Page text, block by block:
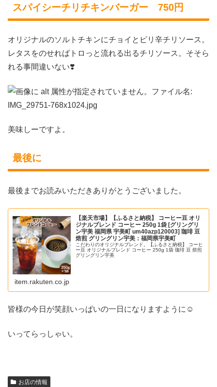
スパイシーチリチキンバーガー 750円
オリジナルのソルトチキンにチョイとピリ辛チリソース。
レタスをのせればトロっと流れる出るチリソース。そそら
れる事間違いない❣️
美味しーですよ。
最後に
最後までお読みいただきありがとうございました。
【楽天市場】【ふるさと納税】 コーヒー豆 オリ
ジナルブレンド コーヒー 250g 1袋 [グリングリ
ン宇美 福岡県 宇美町 um40azp120003] 珈琲 豆
焙煎 グリングリン宇美：福岡県宇美町
こだわりのオリジナルブレンド。【ふるさと納税】 コーヒ
ー豆 オリジナルブレンド コーヒー 250g 1袋 珈琲 豆 焙煎
グリングリン宇美
item.rakuten.co.jp
皆様の今日が笑顔いっぱいの一日になりますように☺
いってらっしゃい。
お店の情報